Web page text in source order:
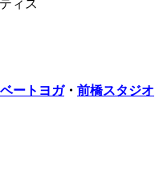
ィス
ートヨガ・ 前橋スタジオ